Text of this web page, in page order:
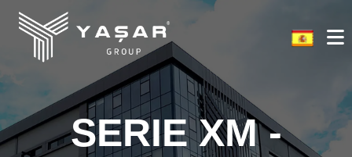
SERIE XM -